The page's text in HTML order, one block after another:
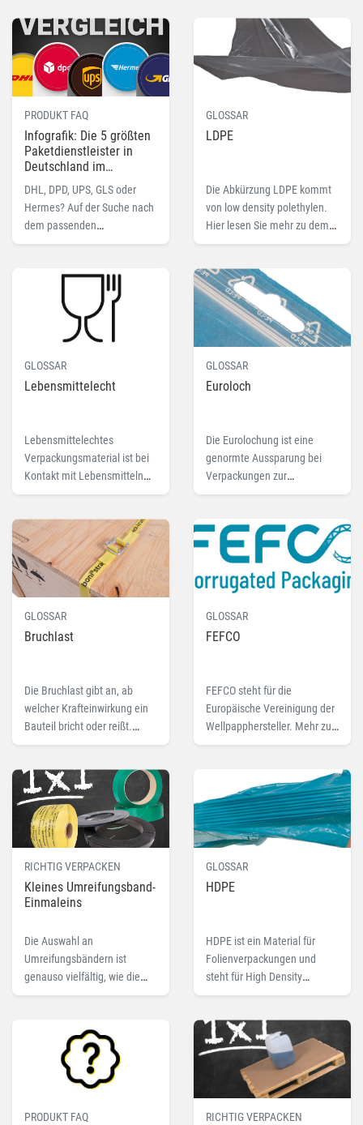
Fachbegriff Wellpappe.
und damit Bestandteil des
IPPC-Abkommens. Hier mehr
dazu.
PRODUKT FAQ
Infografik: Die 5 größten
Paketdienstleister in
Deutschland im
Vergleich
DHL, DPD, UPS, GLS oder
Hermes? Auf der Suche nach
dem passenden
Paketdienstleister gibt es
beachten. Wir sagen Ihnen,
GLOSSAR
LDPE
Die Abkürzung LDPE kommt
von low density polethylen.
Hier lesen Sie mehr zu dem
Fachbegriff LDPE.
GLOSSAR
Lebensmittelecht
Lebensmittelechtes
Verpackungsmaterial ist bei
Kontakt mit Lebensmitteln
gesundheitlich unbedenklich
dessen Geschmack oder
Geruch aus. Hier lesen Sie
mehr zu „lebensmittelecht“.
GLOSSAR
Euroloch
Die Eurolochung ist eine
genormte Aussparung bei
Verpackungen zur
Warenpräsentation. Mehr zu
und passende Produkte.
GLOSSAR
Bruchlast
Die Bruchlast gibt an, ab
welcher Krafteinwirkung ein
Bauteil bricht oder reißt.
Lesen Sie hier mehr zum
GLOSSAR
FEFCO
FEFCO steht für die
Europäische Vereinigung der
Wellpapphersteller. Mehr zu
FEFCO-Code und FEFCO-
RICHTIG VERPACKEN
Kleines Umreifungsband-
Einmaleins
Die Auswahl an
Umreifungsbändern ist
genauso vielfältig, wie die
unterschiedlichen
Einsatzzwecke. PP, PET, Textil
oder Stahl?
GLOSSAR
HDPE
HDPE ist ein Material für
Folienverpackungen und
steht für High Density
Polyethylen. Lesen Sie hier
HDPE.
PRODUKT FAQ RICHTIG VERPACKEN